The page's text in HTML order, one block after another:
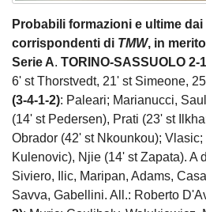
Probabili formazioni e ultime
corrispondenti di TMW, in
Serie A. TORINO-SASSUOLO 2-
6' st Thorstvedt, 21' st Simeone,
(3-4-1-2): Paleari; Marianucci,
(14' st Pedersen), Prati (23' st
Obrador (42' st Nkounkou);
Kulenovic), Njie (14' st Zapata). A
Siviero, Ilic, Maripan, Adams,
Savva, Gabellini. All.: Roberto